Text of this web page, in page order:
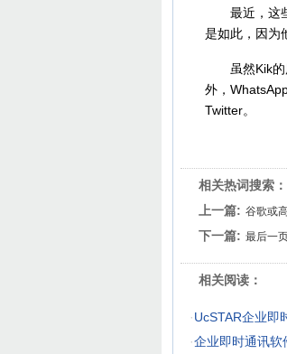
最近，这些
是如此，因为
虽然Kik的用
外，
Twitter。
相关热词搜索：
上一篇: 谷歌或
下一篇: 最后一
相关阅读：
·UcSTAR企业即
·企业即时通讯软